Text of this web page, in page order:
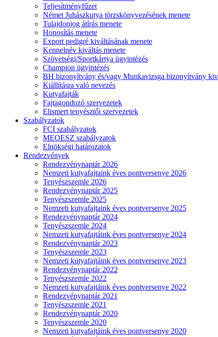
Teljesítményfűzet
Német Juhászkutya törzskönyvezésének menete
Tulajdonjog átírás menete
Honosítás menete
Export pedigré kiváltásának menete
Kennelnév kiváltás menete
Szövetségi/Sportkártya ügyintézés
Champion ügyintézés
BH bizonyítvány és/vagy Munkavizsga bizonyítvány
Kiállításra való nevezés
Kutyafajták
Fajtagondozó szervezetek
Elismert tenyésztői szervezetek
Szabályzatok
FCI szabályzatok
MEOESZ szabályzatok
Elnökségi határozatok
Rendezvények
Rendezvénynaptár 2026
Nemzeti kutyafajtaink éves pontversenye 2026
Tenyészszemle 2026
Rendezvénynaptár 2025
Tenyészszemle 2025
Nemzeti kutyafajtaink éves pontversenye 2025
Rendezvénynaptár 2024
Tenyészszemle 2024
Nemzeti kutyafajtáink éves pontversenye 2024
Rendezvénynaptár 2023
Tenyészszemle 2023
Nemzeti kutyafajtáink éves pontversenye 2023
Rendezvénynaptár 2022
Tenyészszemle 2022
Nemzeti kutyafajtáink éves pontversenye 2022
Rendezvénynaptár 2021
Tenyészszemle 2021
Rendezvénynaptár 2020
Tenyészszemle 2020
Nemzeti kutyafajtáink éves pontversenye 2020